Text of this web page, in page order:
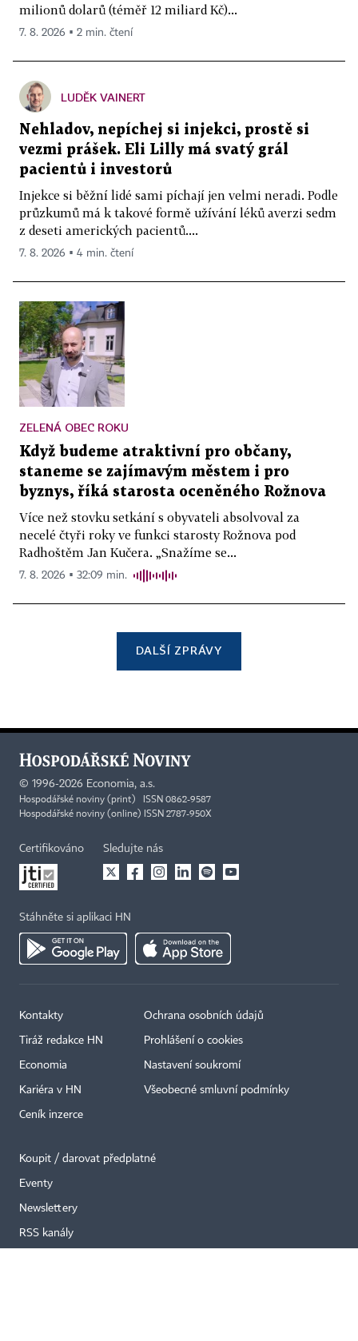
milionů dolarů (téměř 12 miliard Kč)...
7. 8. 2026 ▪ 2 min. čtení
LUDĚK VAINERT
Nehladov, nepíchej si injekci, prostě si
vezmi prášek. Eli Lilly má svatý grál
pacientů i investorů
Injekce si běžní lidé sami píchají jen velmi neradi. Podle
průzkumů má k takové formě užívání léků averzi sedm
z deseti amerických pacientů....
7. 8. 2026 ▪ 4 min. čtení
ZELENÁ OBEC ROKU
Když budeme atraktivní pro občany,
staneme se zajímavým městem i pro
byznys, říká starosta oceněného Rožnova
Více než stovku setkání s obyvateli absolvoval za
necelé čtyři roky ve funkci starosty Rožnova pod
Radhoštěm Jan Kučera. „Snažíme se...
7. 8. 2026 ▪ 32:09 min.
DALŠÍ ZPRÁVY
© 1996-2026 Economia, a.s.
Hospodářské noviny (print) ISSN 0862-9587
Hospodářské noviny (online) ISSN 2787-950X
Certifikováno Sledujte nás
Stáhněte si aplikaci HN
Kontakty
Tiráž redakce HN
Economia
Kariéra v HN
Ceník inzerce
Ochrana osobních údajů
Prohlášení o cookies
Nastavení soukromí
Všeobecné smluvní podmínky
Koupit / darovat předplatné
Eventy
Newslettery
RSS kanály